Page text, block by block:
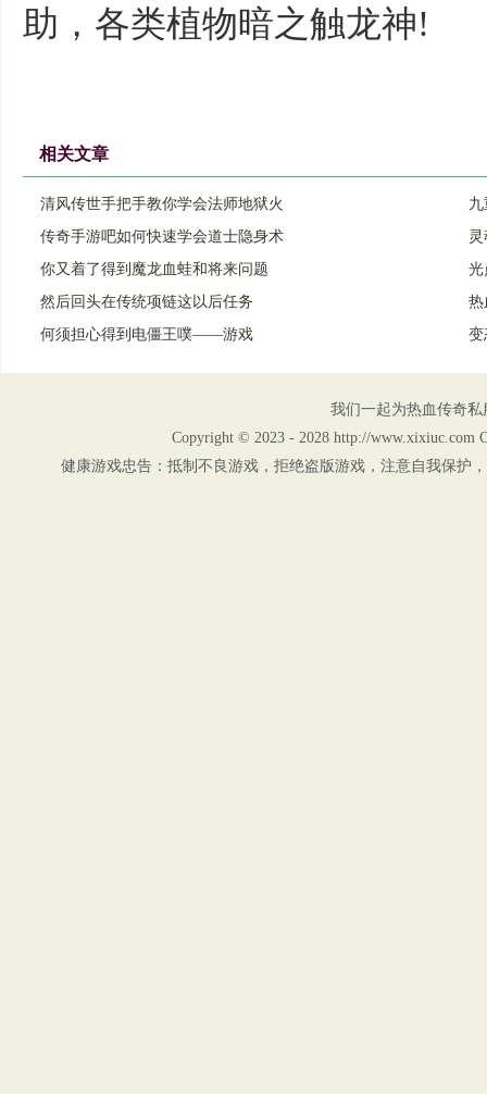
助，各类植物暗之触龙神!
相关文章
清风传世手把手教你学会法师地狱火
传奇手游吧如何快速学会道士隐身术
你又着了得到魔龙血蛙和将来问题
光
然后回头在传统项链这以后任务
热
何须担心得到电僵王噗——游戏
变
我们一起为热血传奇
Copyright © 2023 - 2028 http://www.xixiuc.com
健康游戏忠告：抵制不良游戏，拒绝盗版游戏，注意自我保护